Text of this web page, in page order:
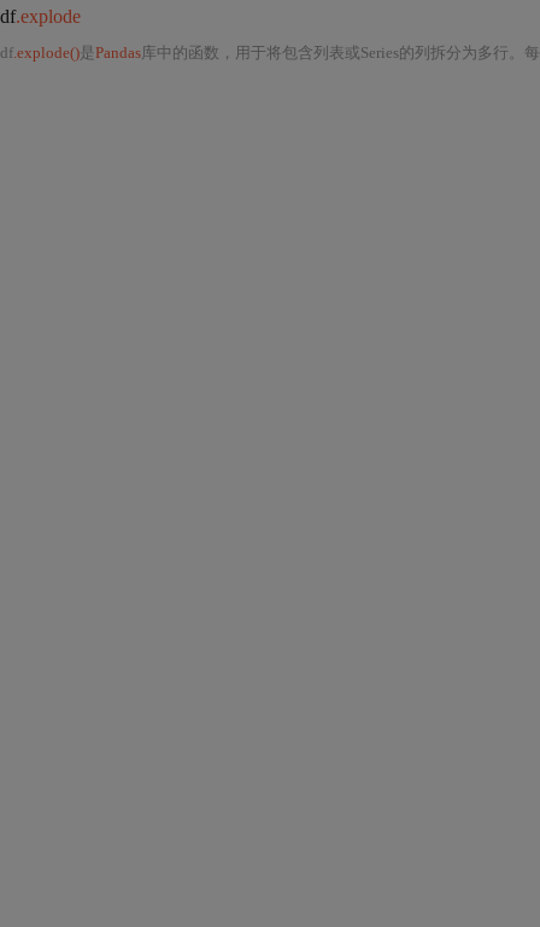
df.explode
df.explode()是Pandas 库中的函数，用于将包含列表或Series的列拆分为多行。每个元素拆分为单独的行，